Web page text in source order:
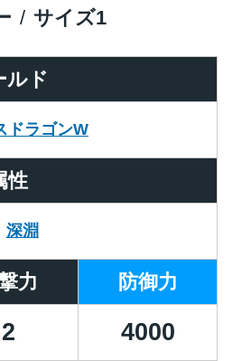
ルド
ドラゴンW
サイズ1
性
深淵
力 防御力
2 4000